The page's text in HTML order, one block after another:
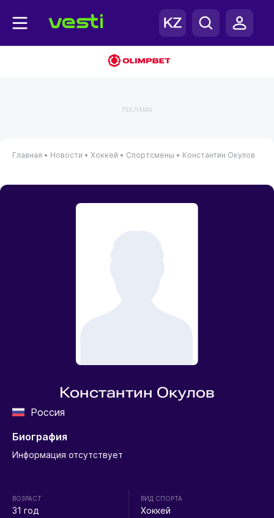
РЕКЛАМА
Главная • Новости • Хоккей • Спортсмены • Константин Окулов
Константин Окулов
Россия
Биография
Информация отсутствует
ВОЗРАСТ
31 год
ВИД СПОРТА
Хоккей